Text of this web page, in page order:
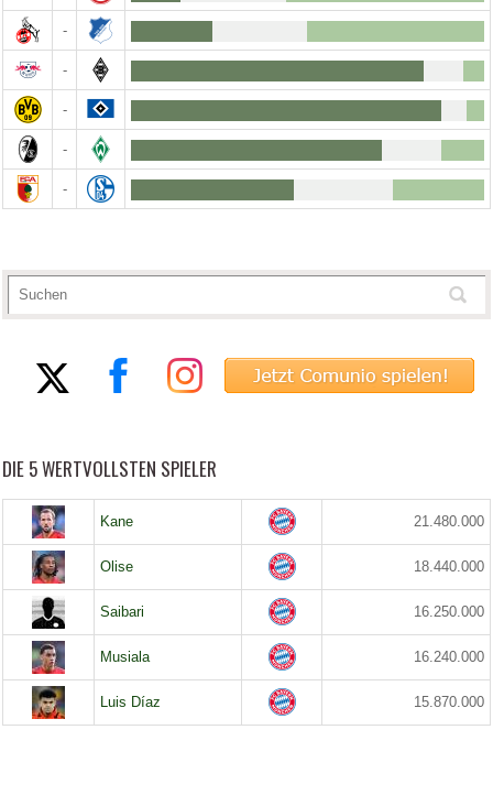
-
-
-
-
-
DIE 5 WERTVOLLSTEN SPIELER
Kane 21.480.000
Olise 18.440.000
Saibari 16.250.000
Musiala 16.240.000
Luis Díaz 15.870.000